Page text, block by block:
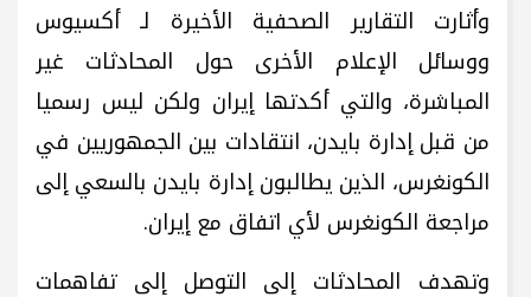
وأثارت التقارير الصحفية الأخيرة لـ أكسيوس
ووسائل الإعلام الأخرى حول المحادثات غير
المباشرة، والتي أكدتها إيران ولكن ليس رسميا
من قبل إدارة بايدن، انتقادات بين الجمهوريين في
الكونغرس، الذين يطالبون إدارة بايدن بالسعي إلى
مراجعة الكونغرس لأي اتفاق مع إيران.
وتهدف المحادثات إلى التوصل إلى تفاهمات